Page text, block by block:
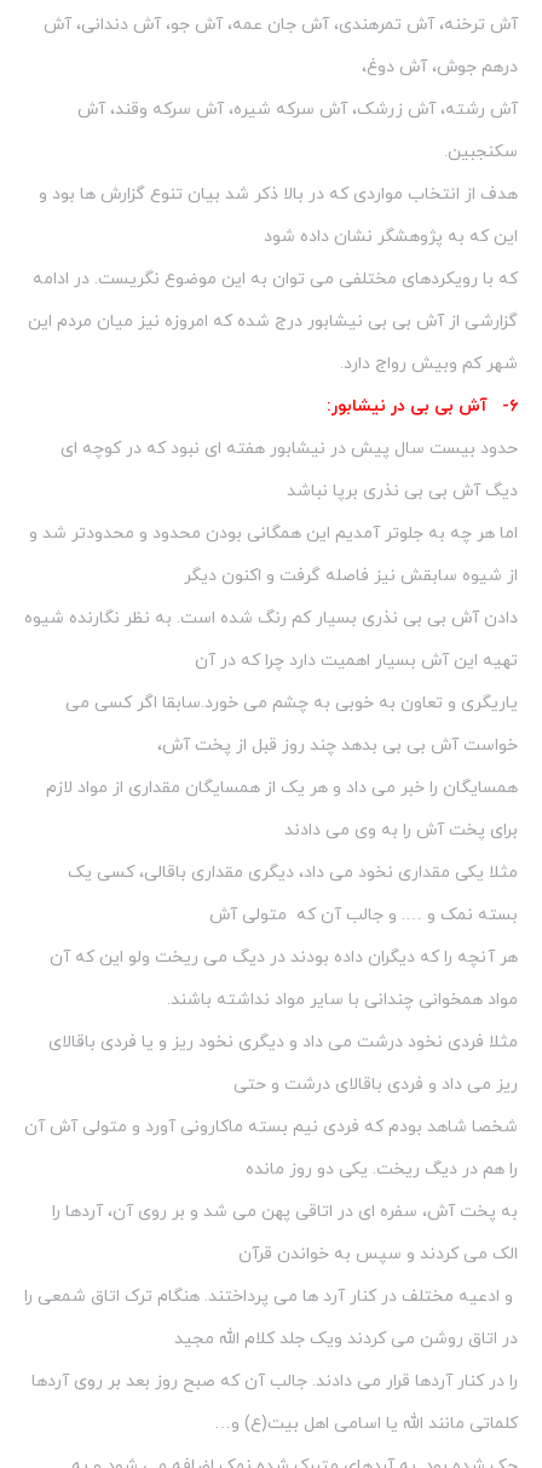
آش ترخنه، آش تمرهندی، آش جان عمه، آش جو، آش دندانی، آش
درهم جوش، آش دوغ،
آش رشته، آش زرشک، آش سرکه شیره، آش سرکه وقند، آش
سکنجبین.
هدف از انتخاب مواردی که در بالا ذکر شد بیان تنوع گزارش ها بود و
این که به پژوهشگر نشان داده شود
که با رویکردهای مختلفی می توان به این موضوع نگریست. در ادامه
گزارشی از آش بی بی نیشابور درج شده که امروزه نیز میان مردم این
شهر کم وبیش رواج دارد.
۶- آش بی بی در نیشابور:
حدود بیست سال پیش در نیشابور هفته ای نبود که در کوچه ای
دیگ آش بی بی نذری برپا نباشد
اما هر چه به جلوتر آمدیم این همگانی بودن محدود و محدودتر شد و
از شیوه سابقش نیز فاصله گرفت و اکنون دیگر
دادن آش بی بی نذری بسیار کم رنگ شده است. به نظر نگارنده شیوه
تهیه این آش بسیار اهمیت دارد چرا که در آن
یاریگری و تعاون به خوبی به چشم می خورد.سابقا اگر کسی می
خواست آش بی بی بدهد چند روز قبل از پخت آش،
همسایگان را خبر می داد و هر یک از همسایگان مقداری از مواد لازم
برای پخت آش را به وی می دادند
مثلا یکی مقداری نخود می داد، دیگری مقداری باقالی، کسی یک
بسته نمک و …. و جالب آن که متولی آش
هر آنچه را که دیگران داده بودند در دیگ می ریخت ولو این که آن
مواد همخوانی چندانی با سایر مواد نداشته باشند.
مثلا فردی نخود درشت می داد و دیگری نخود ریز و یا فردی باقالای
ریز می داد و فردی باقالای درشت و حتی
شخصا شاهد بودم که فردی نیم بسته ماکارونی آورد و متولی آش آن
را هم در دیگ ریخت. یکی دو روز مانده
به پخت آش، سفره ای در اتاقی پهن می شد و بر روی آن، آردها را
الک می کردند و سپس به خواندن قرآن
و ادعیه مختلف در کنار آرد ها می پرداختند. هنگام ترک اتاق شمعی را
در اتاق روشن می کردند ویک جلد کلام الله مجید
را در کنار آردها قرار می دادند. جالب آن که صبح روز بعد بر روی آردها
کلماتی مانند الله یا اسامی اهل بیت(ع) و…